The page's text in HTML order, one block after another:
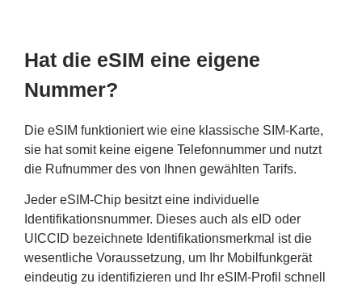
Hat die eSIM eine eigene
Nummer?
Die eSIM funktioniert wie eine klassische SIM-Karte,
sie hat somit keine eigene Telefonnummer und nutzt
die Rufnummer des von Ihnen gewählten Tarifs.
Jeder eSIM-Chip besitzt eine individuelle
Identifikationsnummer. Dieses auch als eID oder
UICCID bezeichnete Identifikationsmerkmal ist die
wesentliche Voraussetzung, um Ihr Mobilfunkgerät
eindeutig zu identifizieren und Ihr eSIM-Profil schnell